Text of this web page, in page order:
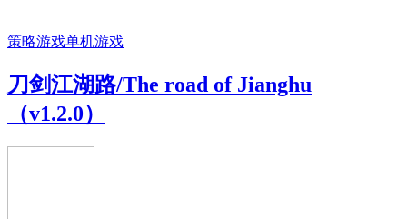
策略游戏单机游戏
刀剑江湖路/The road of Jianghu
（v1.2.0）